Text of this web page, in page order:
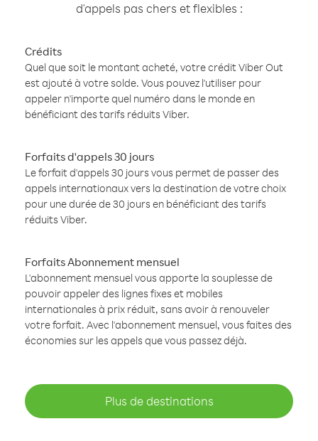
d'appels pas chers et flexibles :
Crédits
Quel que soit le montant acheté, votre crédit Viber Out
est ajouté à votre solde. Vous pouvez l'utiliser pour
appeler n'importe quel numéro dans le monde en
bénéficiant des tarifs réduits Viber.
Forfaits d'appels 30 jours
Le forfait d'appels 30 jours vous permet de passer des
appels internationaux vers la destination de votre choix
pour une durée de 30 jours en bénéficiant des tarifs
réduits Viber.
Forfaits Abonnement mensuel
L'abonnement mensuel vous apporte la souplesse de
pouvoir appeler des lignes fixes et mobiles
internationales à prix réduit, sans avoir à renouveler
votre forfait. Avec l'abonnement mensuel, vous faites des
économies sur les appels que vous passez déjà.
Plus de destinations